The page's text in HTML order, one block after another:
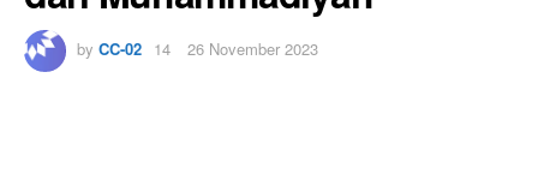
by CC-02 26 November 2023